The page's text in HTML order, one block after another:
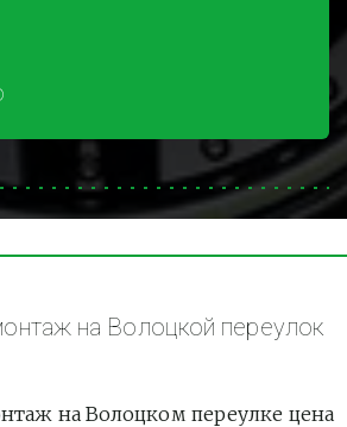
на Волоцкой переулок
на Волоцком переулке цена